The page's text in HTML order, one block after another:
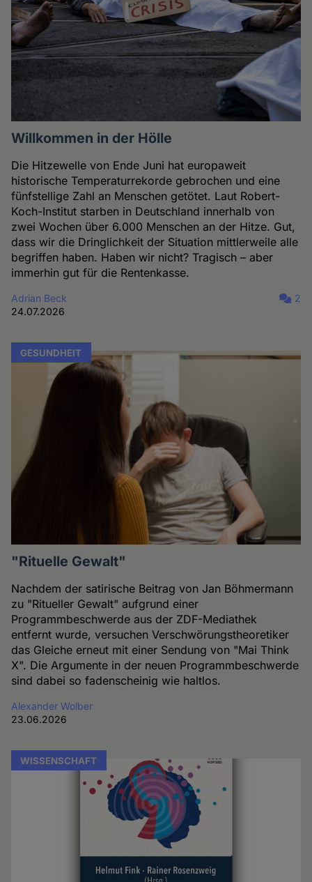
Willkommen in der Hölle
Die Hitzewelle von Ende Juni hat europaweit
historische Temperaturrekorde gebrochen und eine
fünfstellige Zahl an Menschen getötet. Laut Robert-
Koch-Institut starben in Deutschland innerhalb von
zwei Wochen über 6.000 Menschen an der Hitze. Gut,
dass wir die Dringlichkeit der Situation mittlerweile alle
begriffen haben. Haben wir nicht? Tragisch – aber
immerhin gut für die Rentenkasse.
Adrian Beck
24.07.2026
2
GESUNDHEIT
"Rituelle Gewalt"
Nachdem der satirische Beitrag von Jan Böhmermann
zu "Ritueller Gewalt" aufgrund einer
Programmbeschwerde aus der ZDF-Mediathek
entfernt wurde, versuchen Verschwörungstheoretiker
das Gleiche erneut mit einer Sendung von "Mai Think
X". Die Argumente in der neuen Programmbeschwerde
sind dabei so fadenscheinig wie haltlos.
Alexander Wolber
23.06.2026
WISSENSCHAFT